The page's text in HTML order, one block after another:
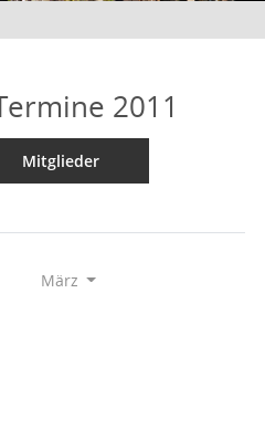
2011
Mitglieder
März